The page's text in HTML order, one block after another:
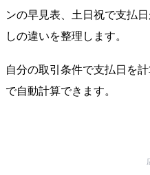
ンの早見表、土日祝で支払
しの違いを整理します。
自分の取引条件で支払日を
で自動計算できます。